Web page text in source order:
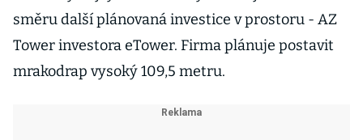
směru další plánovaná investice v prostoru - AZ
Tower investora eTower. Firma plánuje postavit
mrakodrap vysoký 109,5 metru.